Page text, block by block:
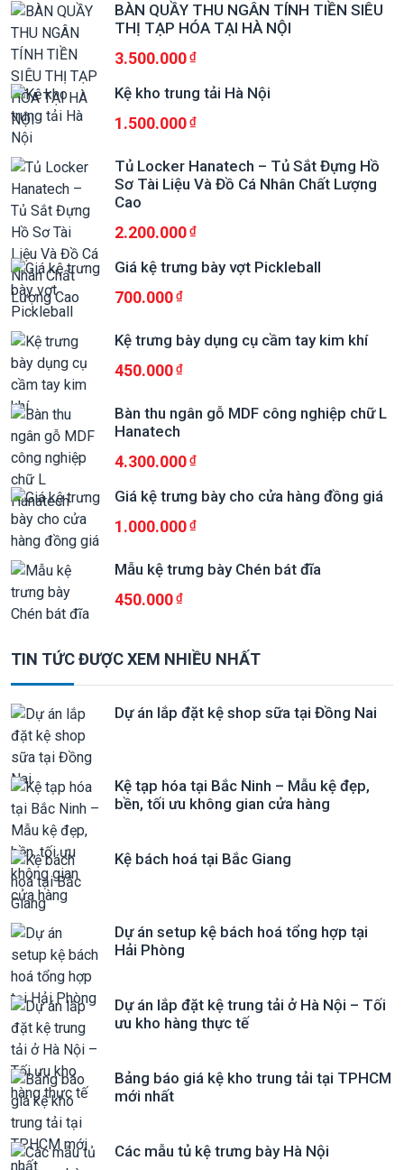
BÀN QUẦY THU NGÂN TÍNH TIỀN SIÊU
THỊ TẠP HÓA TẠI HÀ NỘI
3.500.000
Kệ kho trung tải Hà Nội
1.500.000
Tủ Locker Hanatech – Tủ Sắt Đựng Hồ
Sơ Tài Liệu Và Đồ Cá Nhân Chất Lượng
Cao
2.200.000
Giá kệ trưng bày vợt Pickleball
700.000
Kệ trưng bày dụng cụ cầm tay kim khí
450.000
Bàn thu ngân gỗ MDF công nghiệp chữ L
Hanatech
4.300.000
Giá kệ trưng bày cho cửa hàng đồng giá
1.000.000
Mẫu kệ trưng bày Chén bát đĩa
450.000
TIN TỨC ĐƯỢC XEM NHIỀU NHẤT
Dự án lắp đặt kệ shop sữa tại Đồng Nai
Kệ tạp hóa tại Bắc Ninh – Mẫu kệ đẹp,
bền, tối ưu không gian cửa hàng
Kệ bách hoá tại Bắc Giang
Dự án setup kệ bách hoá tổng hợp tại
Hải Phòng
Dự án lắp đặt kệ trung tải ở Hà Nội – Tối
ưu kho hàng thực tế
Bảng báo giá kệ kho trung tải tại TPHCM
mới nhất
Các mẫu tủ kệ trưng bày Hà Nội